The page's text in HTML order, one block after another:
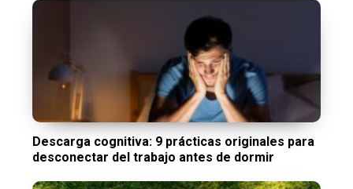
Descarga cognitiva: 9 prácticas originales para
desconectar del trabajo antes de dormir